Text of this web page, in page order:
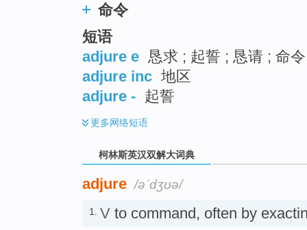
命令
短语
adjure e 恳求 ; 起誓 ; 恳请 ; 命令
adjure inc 地区
adjure - 起誓
更多网络短语
柯林斯英汉双解大词典
adjure /əˈdʒʊə/
1. V to command, often by